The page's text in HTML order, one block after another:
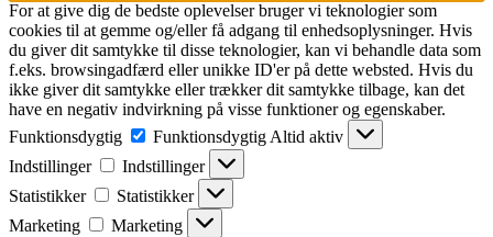
For at give dig de bedste oplevelser bruger vi teknologier som
cookies til at gemme og/eller få adgang til enhedsoplysninger. Hvis
du giver dit samtykke til disse teknologier, kan vi behandle data som
f.eks. browsingadfærd eller unikke ID'er på dette websted. Hvis du
ikke giver dit samtykke eller trækker dit samtykke tilbage, kan det
have en negativ indvirkning på visse funktioner og egenskaber.
Funktionsdygtig
Funktionsdygtig Altid aktiv
Indstillinger
Indstillinger
Statistikker
Statistikker
Marketing
Marketing